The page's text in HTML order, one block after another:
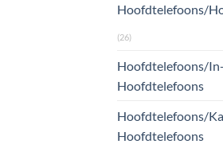
Hoofdtelefoons/
(26)
Hoofdtelefoons/
Hoofdtelefoons
Hoofdtelefoons/
Hoofdtelefoons